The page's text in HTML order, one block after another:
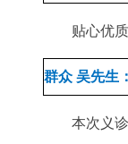
贴心优质
群众 吴先生：
本次义诊集